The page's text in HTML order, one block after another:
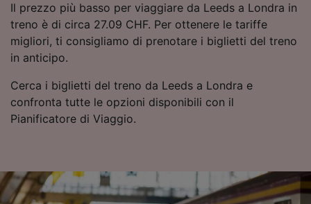
Il prezzo più basso per viaggiare da Leeds a Londra in
treno è di circa 27.09 CHF. Per ottenere le tariffe
migliori, ti consigliamo di prenotare i biglietti del treno
in anticipo.
Cerca i biglietti del treno da Leeds a Londra e
confronta tutte le opzioni disponibili con il
Pianificatore di Viaggio.